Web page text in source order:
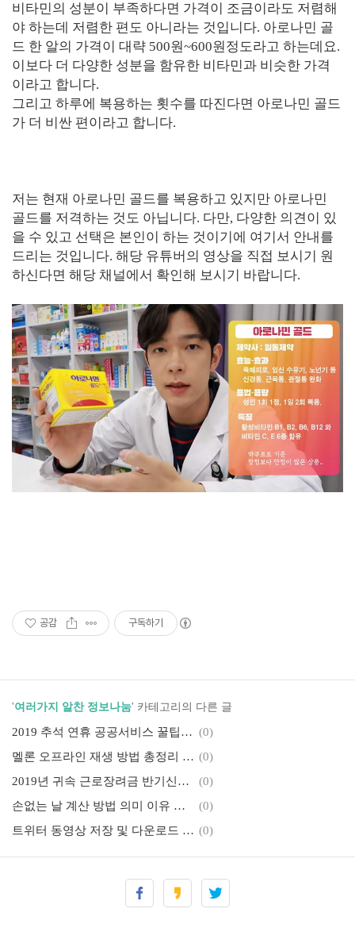
비타민의 성분이 부족하다면 가격이 조금이라도 저렴해
야 하는데 저렴한 편도 아니라는 것입니다. 아로나민 골
드 한 알의 가격이 대략 500원~600원정도라고 하는데요.
이보다 더 다양한 성분을 함유한 비타민과 비슷한 가격
이라고 합니다.
그리고 하루에 복용하는 횟수를 따진다면 아로나민 골드
가 더 비싼 편이라고 합니다.
저는 현재 아로나민 골드를 복용하고 있지만 아로나민
골드를 저격하는 것도 아닙니다. 다만, 다양한 의견이 있
을 수 있고 선택은 본인이 하는 것이기에 여기서 안내를
드리는 것입니다. 해당 유튜버의 영상을 직접 보시기 원
하신다면 해당 채널에서 확인해 보시기 바랍니다.
공감 구독하기
'여러가지 알찬 정보나눔' 카테고리의 다른 글
2019 추석 연휴 공공서비스 꿀팁 무료 이용 서비스 안내 휴일지킴이 약국 전통시장 주차허용(+한글파일) (0)
멜론 오프라인 재생 방법 총정리 데이터 걱정없이 이용 가능 (0)
2019년 귀속 근로장려금 반기신청 방법 자격 신청일 지급액 지급일 총정리 국세청 홈택스
(0)
손없는 날 계산 방법 의미 이유 총정리 2019년 손없는 날 확인하세요 손없는날 달력 사이트 안내
(0)
트위터 동영상 저장 및 다운로드 방법 정말 쉽습니다 (0)